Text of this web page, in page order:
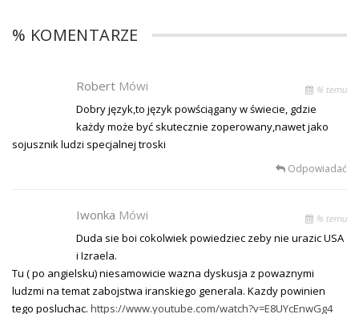
% KOMENTARZE
Robert Mówi % temu
Dobry język,to język powściągany w świecie, gdzie
każdy może być skutecznie zoperowany,nawet jako
sojusznik ludzi specjalnej troski
Odpowiadać
Iwonka Mówi % temu
Duda sie boi cokolwiek powiedziec zeby nie urazic USA
i Izraela.
Tu ( po angielsku) niesamowicie wazna dyskusja z powaznymi
ludzmi na temat zabojstwa iranskiego generala. Kazdy powinien
tego posluchac. https://www.youtube.com/watch?v=E8UYcEnwGg4